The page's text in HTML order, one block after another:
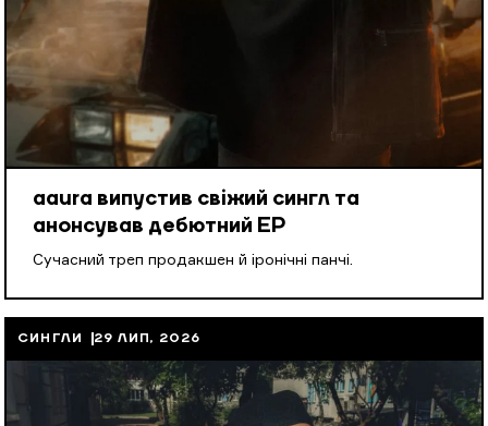
aaura випустив свіжий сингл та
анонсував дебютний EP
Cучасний треп продакшен й іронічні панчі.
СИНГЛИ 29 ЛИП, 2026